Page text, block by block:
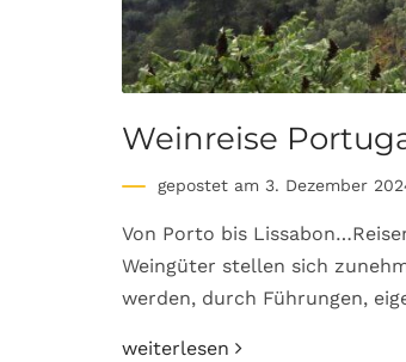
Weinreise
gepostet am 3. Dezember
Von Porto bis
Weingüter stellen sich
werden, durch Führungen,
weiterlesen